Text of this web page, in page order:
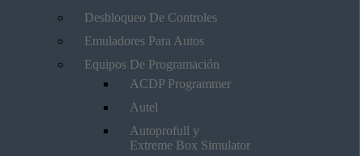
Desbloqueo De Controles
Emuladores Para Autos
Equipos De Programación
ACDP Programmer
Autel
Autoprofull y
Extreme Box Simulator